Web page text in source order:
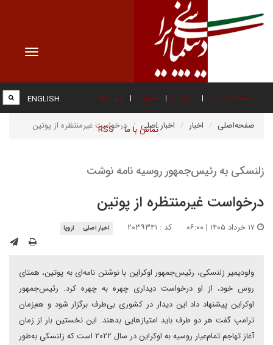
Toggle
صفحه نخست درباره ما عضویت پیوند ها
تماس با ما RSS
ENGLISH
صفحه‌اصلی اخبار اخبار اصلی درخواست غیرمنتظره از پوتین
زلنسکی به رئیس‌جمهور روسیه نامه نوشت
درخواست غیرمنتظره از پوتین
کد : ۲۰۳۹۳۴۱ اخبار اصلی اروپا
ولودیمیر زلنسکی، رئیس‌جمهور اوکراین با نوشتن نامه‌ای به پوتین، همتای
روس خود، از او درخواست دیداری چهره‌ به چهره کرد. رئیس‌جمهور
اوکراین پیشنهاد داد این دیدار در کشوری بی‌طرف برگزار شود و هم‌زمان
ترامپ گفت هر دو طرف باید امتیازهایی بدهند. این نخستین بار از زمان
آغاز تهاجم تمام‌عیار روسیه به اوکراین در سال ۲۰۲۲ است که زلنسکی به‌طور